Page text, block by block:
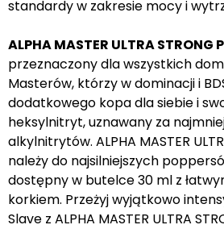
standardy w zakresie mocy i
ALPHA MASTER ULTRA
przeznaczony dla wszystkich
Masterów, którzy w dominacji i
dodatkowego kopa dla siebie i
heksylnitryt, uznawany za
alkylnitrytów. ALPHA MASTER
należy do najsilniejszych
dostępny w butelce 30 ml z
korkiem. Przeżyj wyjątkowo
Slave z ALPHA MASTER ULTRA